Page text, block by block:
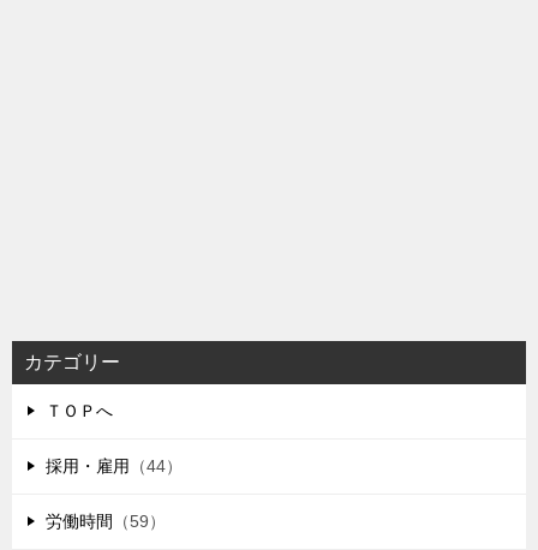
カテゴリー
ＴＯＰへ
採用・雇用 （44）
労働時間 （59）